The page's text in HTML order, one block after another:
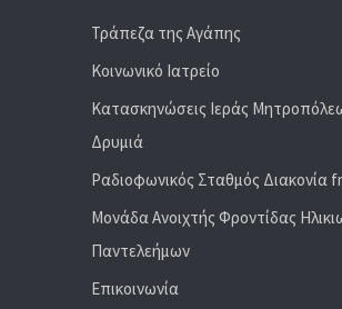
Τράπεζα της Αγάπης
Κοινωνικό Ιατρείο
Κατασκηνώσεις Ιεράς
Δρυμιά
Ραδιoφωνικός Σταθμός Διακονία
Μονάδα Ανοιχτής Φροντίδας
Παντελεήμων
Επικοινωνία